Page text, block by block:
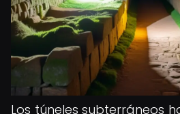
Los túneles subterráneos